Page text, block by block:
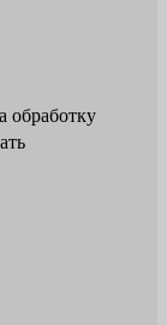
обработку